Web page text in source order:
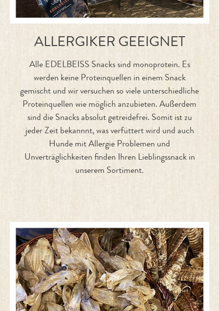
ALLERGIKER GEEIGNET
Alle EDELBEISS Snacks sind monoprotein. Es
werden keine Proteinquellen in einem Snack
gemischt und wir versuchen so viele unterschiedliche
Proteinquellen wie möglich anzubieten. Außerdem
sind die Snacks absolut getreidefrei. Somit ist zu
jeder Zeit bekannnt, was verfüttert wird und auch
Hunde mit Allergie Problemen und
Unverträglichkeiten finden Ihren Lieblingssnack in
unserem Sortiment.